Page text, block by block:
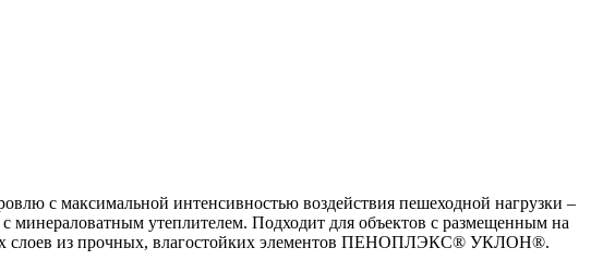
с максимальной интенсивностью воздействия пешеходной нагрузки –
утеплителем. Подходит для объектов с размещенным на
слоев из прочных, влагостойких элементов ПЕНОПЛЭКС® УКЛОН®.